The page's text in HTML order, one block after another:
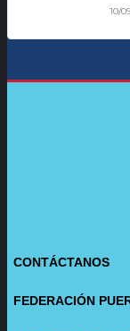
10/
CONTÁCTANOS
FEDERACIÓN